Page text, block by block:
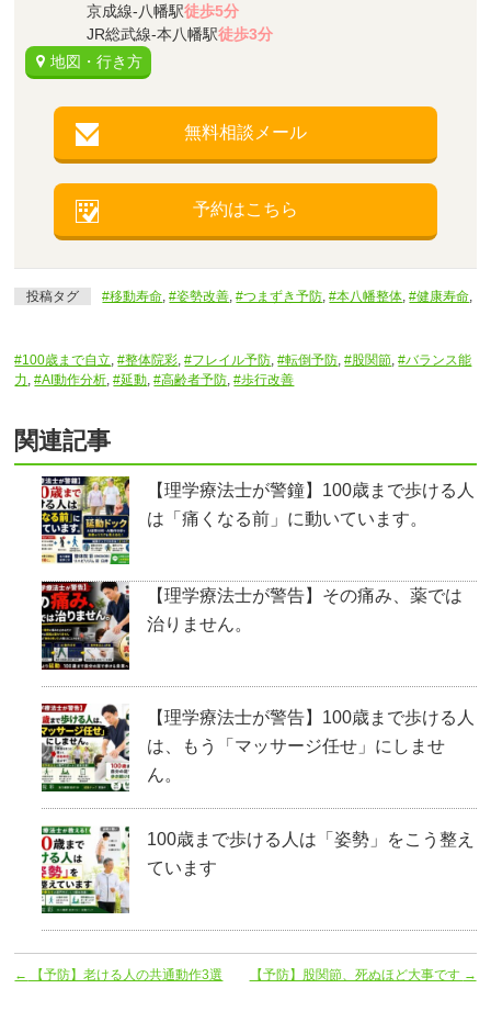
京成線-八幡駅徒歩5分
JR総武線-本八幡駅徒歩3分
地図・行き方
無料相談メール
予約はこちら
投稿タグ #移動寿命 ,#姿勢改善 ,#つまずき予防 ,#本八幡整体 ,#健康寿命
#100歳まで自立 ,#整体院彩 ,#フレイル予防 ,#転倒予防 ,#股関節 ,#バランス能
力 ,#AI動作分析 ,#延動 ,#高齢者予防 ,#歩行改善
関連記事
【理学療法士が警鐘】100歳まで歩ける人
は「痛くなる前」に動いています。
【理学療法士が警告】その痛み、薬では
治りません。
【理学療法士が警告】100歳まで歩ける人
は、もう「マッサージ任せ」にしませ
ん。
100歳まで歩ける人は「姿勢」をこう整え
ています
← 【予防】老ける人の共通動作3選 【予防】股関節、死ぬほど大事です →